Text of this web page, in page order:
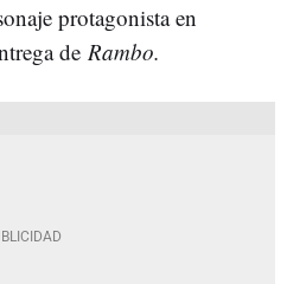
protagonista en
de Rambo.